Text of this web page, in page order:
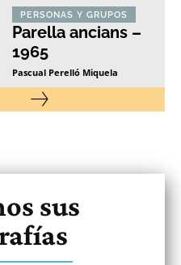
PERSONAS Y GRUPOS
Parella ancians –
1965
Pascual Perelló Miquela
sus